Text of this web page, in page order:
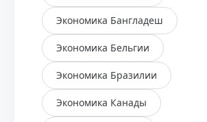
Экономика Бангладеш
Экономика Бельгии
Экономика Бразилии
Экономика Канады